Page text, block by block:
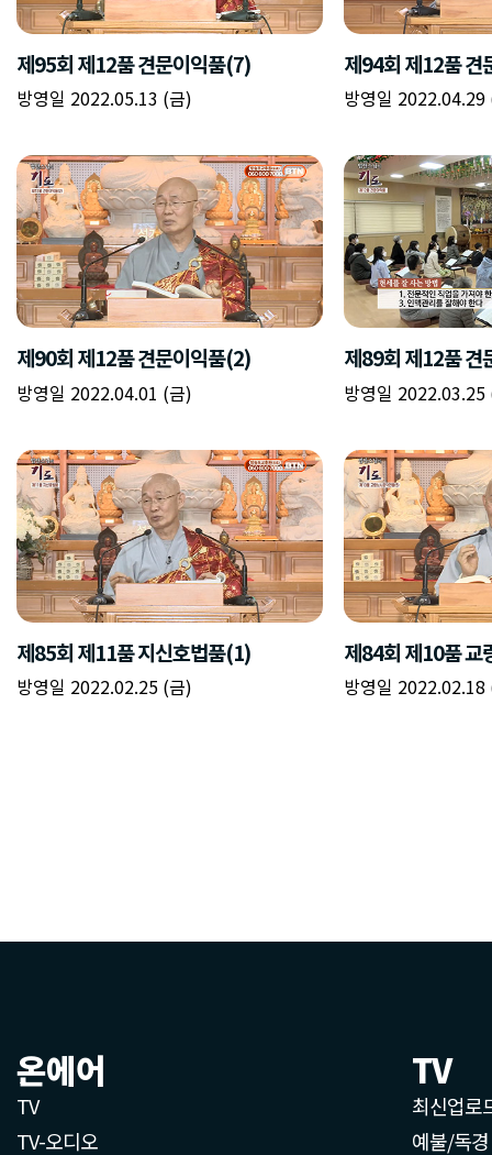
온에어
TV
TV-오디오
TV
최신업로
예불/독경